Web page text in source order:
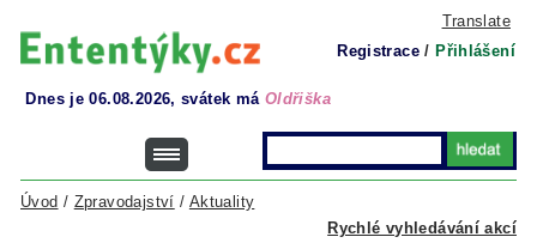
Translate
Registrace / Přihlášení
Dnes je 06.08.2026, svátek má Oldřiška
Rychlé vyhledávání akcí
Úvod / Zpravodajství / Aktuality